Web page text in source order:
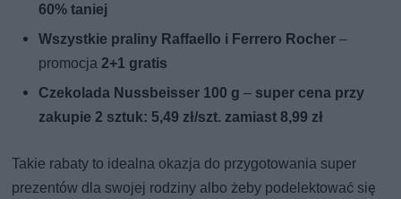
60% taniej
Wszystkie praliny Raffaello i Ferrero Rocher –
promocja2+1 gratis
Czekolada Nussbeisser 100 g – super cena przy
zakupie 2 sztuk: 5,49 zł/szt. zamiast 8,99 zł
Takie rabaty to idealna okazja do przygotowania super
prezentów dla swojej rodziny albo żeby podelektować się